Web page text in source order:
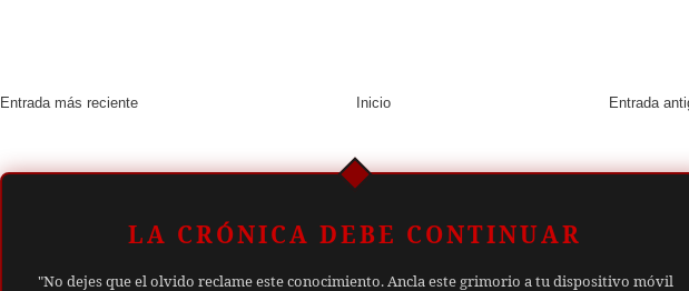
Entrada más reciente Entrada
Inicio
LA CRÓNICA DEBE CONTINUAR
"No dejes que el olvido reclame este conocimiento. Ancla este grimorio a tu dispositivo móvil